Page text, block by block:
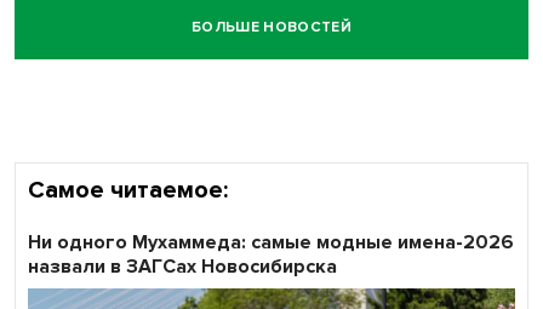
БОЛЬШЕ НОВОСТЕЙ
Самое читаемое:
Ни одного Мухаммеда: самые модные имена-2026
назвали в ЗАГСах Новосибирска